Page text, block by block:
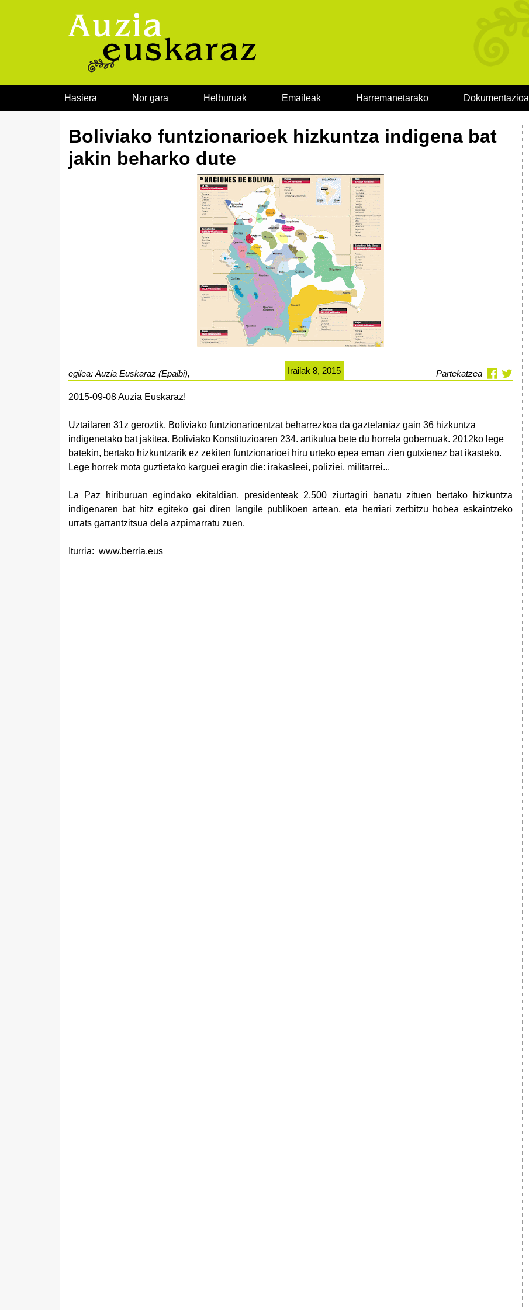
Hasiera Nor gara Helburuak Emaileak Harremanetarako Dokumentazioa
Boliviako funtzionarioek hizkuntza indigena bat
jakin beharko dute
egilea: Auzia Euskaraz (Epaibi), Irailak 8, 2015 Partekatzea
2015-09-08 Auzia Euskaraz!
Uztailaren 31z geroztik, Boliviako funtzionarioentzat beharrezkoa da gaztelaniaz gain 36 hizkuntza
indigenetako bat jakitea. Boliviako Konstituzioaren 234. artikulua bete du horrela gobernuak. 2012ko lege
batekin, bertako hizkuntzarik ez zekiten funtzionarioei hiru urteko epea eman zien gutxienez bat ikasteko.
Lege horrek mota guztietako karguei eragin die: irakasleei, poliziei, militarrei...
La Paz hiriburuan egindako ekitaldian, presidenteak 2.500 ziurtagiri banatu zituen bertako hizkuntza
indigenaren bat hitz egiteko gai diren langile publikoen artean, eta herriari zerbitzu hobea eskaintzeko
urrats garrantzitsua dela azpimarratu zuen.
Iturria: www.berria.eus